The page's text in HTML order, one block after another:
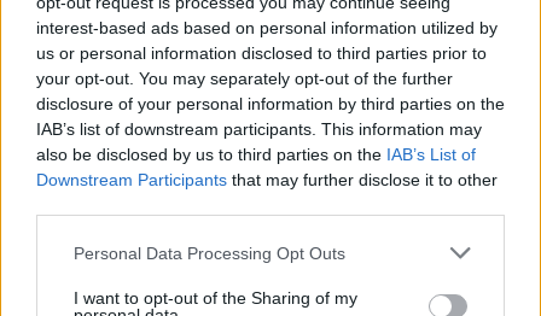
interest-based ads based on personal information utilized by
us or personal information disclosed to third parties prior to
your opt-out. You may separately opt-out of the further
disclosure of your personal information by third parties on the
IAB’s list of downstream participants. This information may
also be disclosed by us to third parties on the IAB’s List of
Downstream Participants that may further disclose it to other
Personal Data Processing Opt Outs
I want to opt-out of the Sharing of my
13,262 Követő KÖVETÉS
LEGFRISSEBB
Minka 14. rész
Minka 13. rész